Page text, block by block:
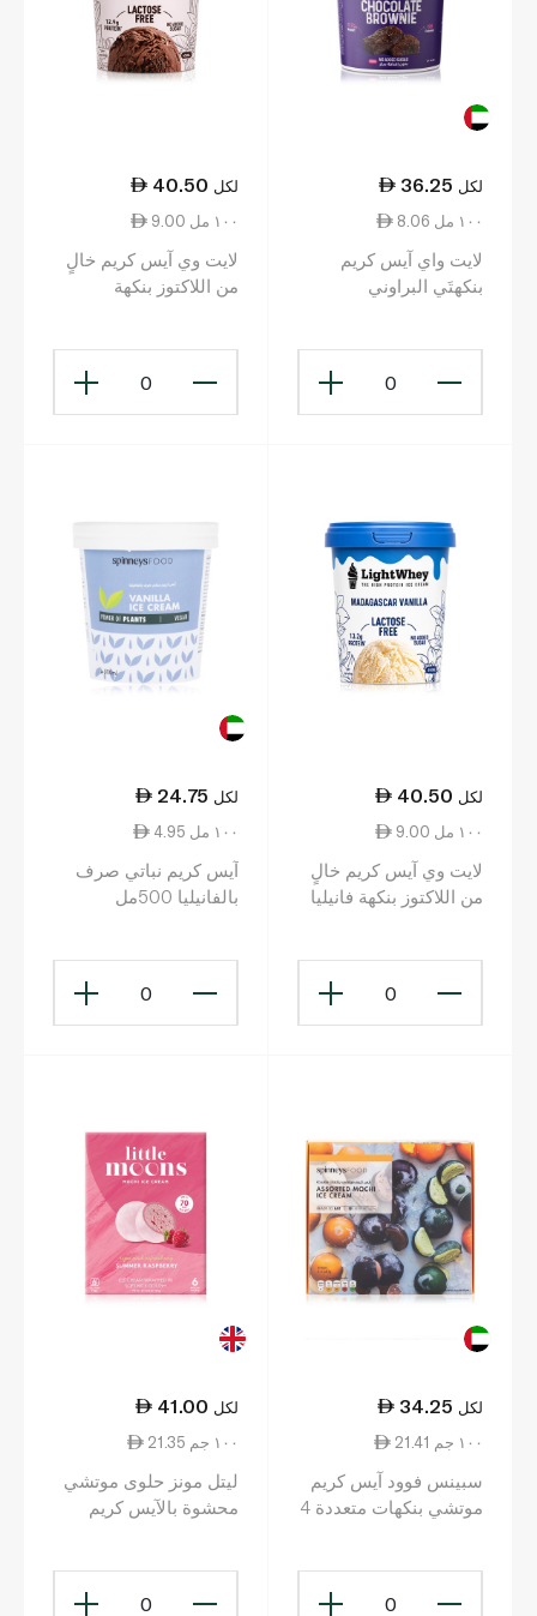
36.25 لكل
8.06 ١٠٠ مل
لايت واي آيس كريم
بنكهتَي البراوني
0
40.50 لكل
9.00 ١٠٠ مل
لايت وي آيس كريم خالٍ
من اللاكتوز بنكهة
0
40.50 لكل
9.00 ١٠٠ مل
لايت وي آيس كريم خالٍ
من اللاكتوز بنكهة فانيليا
0
24.75 لكل
4.95 ١٠٠ مل
آيس كريم نباتي صرف
بالفانيليا 500مل
0
34.25 لكل
21.41 ١٠٠ جم
سبينس فوود آيس كريم
موتشي بنكهات متعددة 4
0
41.00 لكل
21.35 ١٠٠ جم
ليتل مونز حلوى موتشي
محشوة بالآيس كريم
0